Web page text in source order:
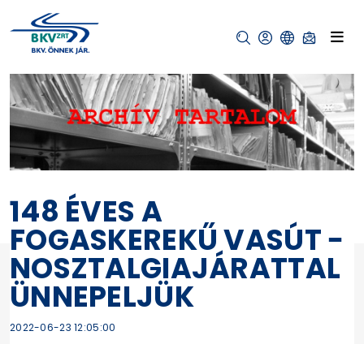
148 ÉVES A
FOGASKEREKŰ VASÚT −
NOSZTALGIAJÁRATTAL
ÜNNEPELJÜK
2022-06-23 12:05:00